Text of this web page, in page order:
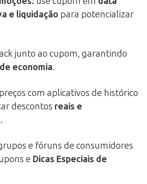
e liquidação para potencializar
junto ao cupom, garantindo
economia.
com aplicativos de histórico
descontos reais e
.
e fóruns de consumidores
e Dicas Especiais de